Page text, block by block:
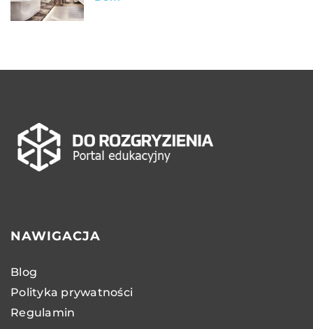
NAWIGACJA
Blog
Polityka prywatności
Regulamin